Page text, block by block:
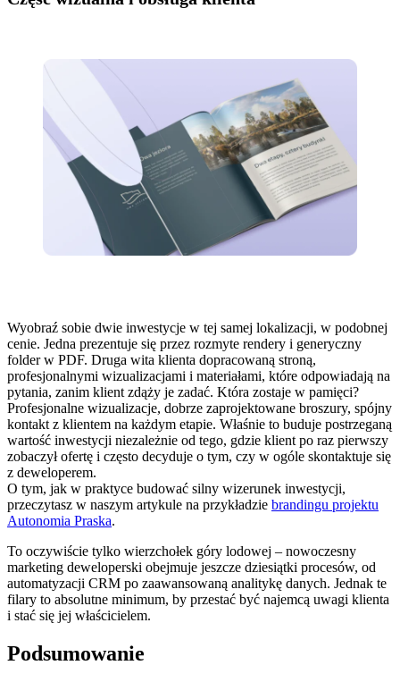
Wyobraź sobie dwie inwestycje w tej samej lokalizacji, w podobnej
cenie. Jedna prezentuje się przez rozmyte rendery i generyczny
folder w PDF. Druga wita klienta dopracowaną stroną,
profesjonalnymi wizualizacjami i materiałami, które odpowiadają na
pytania, zanim klient zdąży je zadać. Która zostaje w pamięci?
Profesjonalne wizualizacje, dobrze zaprojektowane broszury, spójny
kontakt z klientem na każdym etapie. Właśnie to buduje postrzeganą
wartość inwestycji niezależnie od tego, gdzie klient po raz pierwszy
zobaczył ofertę i często decyduje o tym, czy w ogóle skontaktuje się
z deweloperem.
O tym, jak w praktyce budować silny wizerunek inwestycji,
przeczytasz w naszym artykule na przykładzie brandingu projektu
Autonomia Praska.
To oczywiście tylko wierzchołek góry lodowej – nowoczesny
marketing deweloperski obejmuje jeszcze dziesiątki procesów, od
automatyzacji CRM po zaawansowaną analitykę danych. Jednak te
filary to absolutne minimum, by przestać być najemcą uwagi klienta
i stać się jej właścicielem.
Podsumowanie